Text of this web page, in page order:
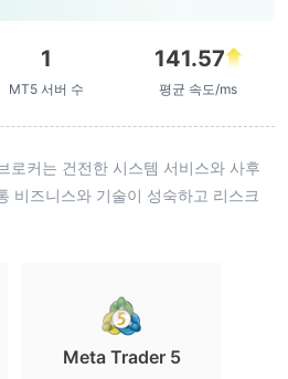
1
MT5 서버 수
141.57
평균 속도/ms
로커는 건전한 시스템 서비스와 사후
비즈니스와 기술이 성숙하고 리스크
Meta Trader 5